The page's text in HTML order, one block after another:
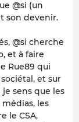
@si (un
son devenir.
@si cherche
et à faire
Rue89 qui
et sur
sens que les
les
le CSA,